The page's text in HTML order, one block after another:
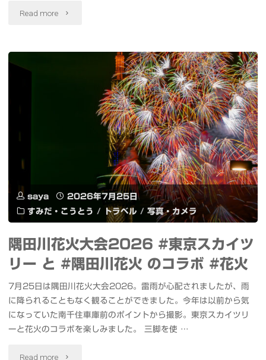
夏
SPLASH
り
#
し
bottle
ア
イ
ド
ル
SPLASH
祭
Read more "Luce
☆
モ
ー
ズ」
saya
2026年7月25日
すみだ・こうとう / トラベル / 写真・カメラ
隅田川花火大会2026 #東京スカイツ
リー と #隅田川花火 のコラボ #花火
7月25日は隅田川花火大会2026。雷雨が心配されましたが、雨
に降られることもなく観ることができました。今年は以前から気
になっていた南千住車庫前のポイントから撮影。東京スカイツリ
ーと花火のコラボを楽しみました。 三脚を使 …
Read more "隅